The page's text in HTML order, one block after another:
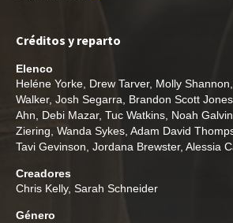
Créditos y reparto
Elenco
Heléne Yorke Drew Tarver, Molly Shannon
Walker, Josh Segarra Brandon Scott Jones
Ahn
Debi Mazar, Tuc Watkins Noah Galvin
Ziering Wanda Sykes Adam David
Tavi Gevinson Jordana Brewster, Alessia
Creadores
Chris Kelly, Sarah Schneider
Género